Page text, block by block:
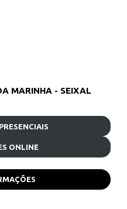
MARINHA - SEIXAL
ONLINE